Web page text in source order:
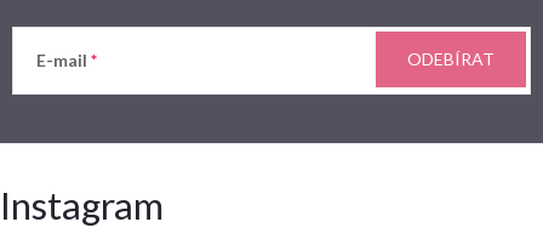
E-mail ODEBÍRAT
Instagram